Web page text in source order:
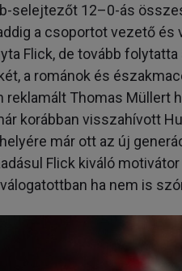
selejtezőt 12–0-ás
a csoportot vezető és
Flick, de tovább
a románok és
reklamált Thomas Müllert
korábban visszahívott
már ott az új
Flick kiváló
ha nem is